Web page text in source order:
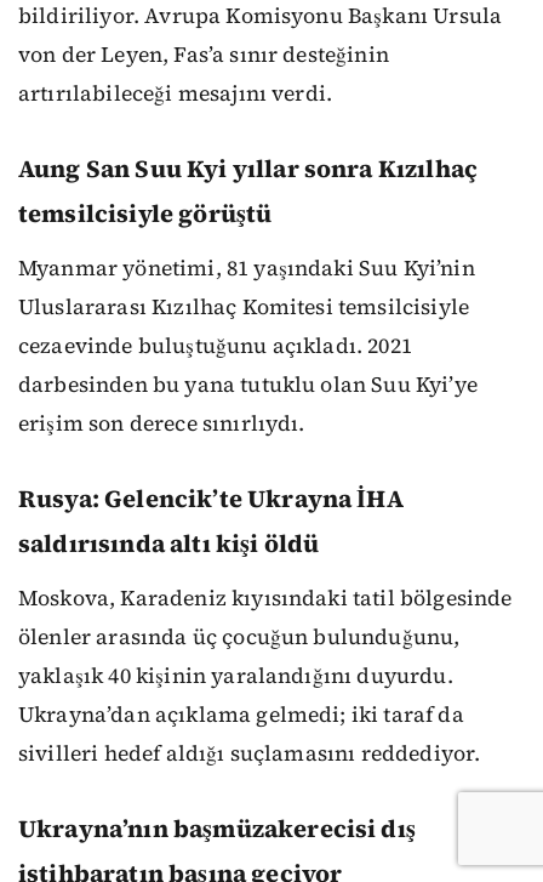
bildiriliyor. Avrupa Komisyonu Başkanı Ursula
von der Leyen, Fas’a sınır desteğinin
artırılabileceği mesajını verdi.
Aung San Suu Kyi yıllar sonra Kızılhaç
temsilcisiyle görüştü
Myanmar yönetimi, 81 yaşındaki Suu Kyi’nin
Uluslararası Kızılhaç Komitesi temsilcisiyle
cezaevinde buluştuğunu açıkladı. 2021
darbesinden bu yana tutuklu olan Suu Kyi’ye
erişim son derece sınırlıydı.
Rusya: Gelencik’te Ukrayna İHA
saldırısında altı kişi öldü
Moskova, Karadeniz kıyısındaki tatil bölgesinde
ölenler arasında üç çocuğun bulunduğunu,
yaklaşık 40 kişinin yaralandığını duyurdu.
Ukrayna’dan açıklama gelmedi; iki taraf da
sivilleri hedef aldığı suçlamasını reddediyor.
Ukrayna’nın başmüzakerecisi dış
istihbaratın başına geçiyor